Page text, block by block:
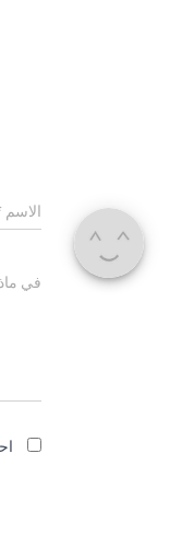
الاسم
في